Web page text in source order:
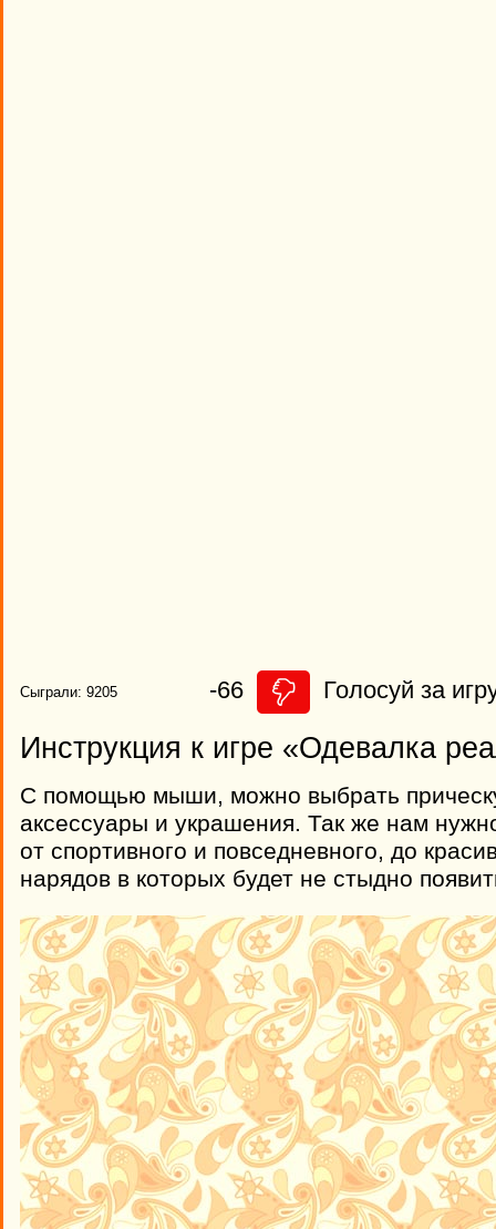
Сыграли: 9205 -66 Голосуй за
Инструкция к игре «Одевалка
С помощью мыши, можно выбрать
аксессуары и украшения. Так же нам
от спортивного и повседневного, до
нарядов в которых будет не стыдно